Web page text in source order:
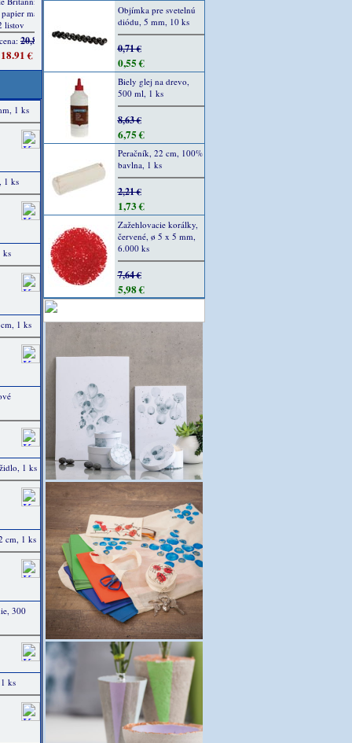
1 ks
1 ks
ks
1 ks
1 ks
cm, 1 ks
300
ks
Objímka pre svetelnú
diódu, 5 mm, 10 ks
0,71 €
0,55 €
Biely glej na drevo,
500 ml, 1 ks
8,63 €
6,75 €
Peračník, 22 cm, 100%
bavlna, 1 ks
2,21 €
1,73 €
Zažehlovacie korálky,
červené, ø 5 x 5 mm,
6.000 ks
7,64 €
5,98 €